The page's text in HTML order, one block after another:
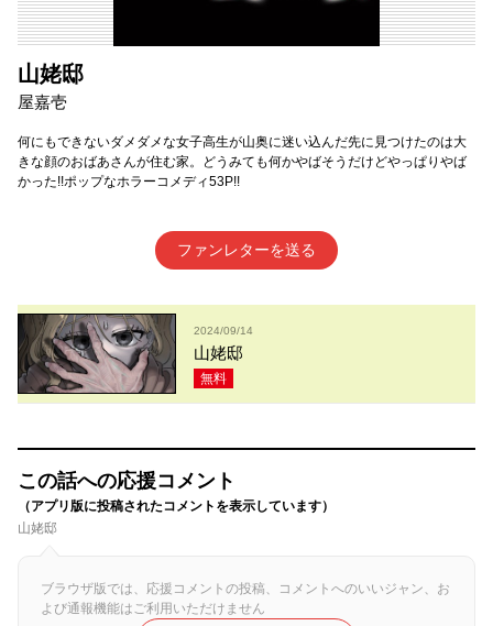
山姥邸
屋嘉壱
何にもできないダメダメな女子高生が山奥に迷い込んだ先に見つけたのは大
きな顔のおばあさんが住む家。どうみても何かやばそうだけどやっぱりやば
かった!!ポップなホラーコメディ53P!!
ファンレターを送る
2024/09/14
山姥邸
無料
この話への応援コメント
（アプリ版に投稿されたコメントを表示しています）
山姥邸
ブラウザ版では、応援コメントの投稿、コメントへのいいジャン、お
よび通報機能はご利用いただけません